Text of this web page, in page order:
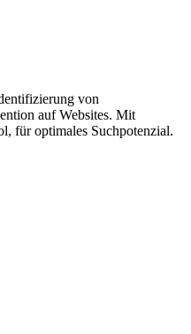
von
auf Websites. Mit
für optimales Suchpotenzial.